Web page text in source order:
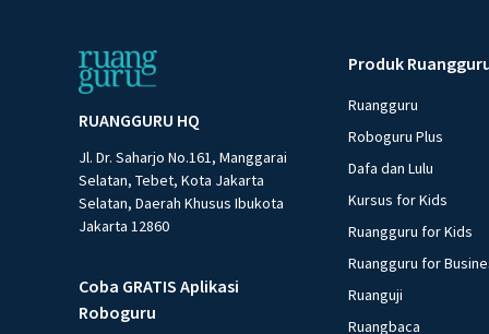
RUANGGURU HQ
Jl. Dr. Saharjo No.161, Manggarai
Selatan, Tebet, Kota Jakarta
Selatan, Daerah Khusus Ibukota
Jakarta 12860
Coba GRATIS Aplikasi
Roboguru
Produk
Ruangguru
Roboguru Plus
Dafa dan Lulu
Kursus for Kids
Ruangguru for Kids
Ruangguru for
Ruanguji
Ruangbaca